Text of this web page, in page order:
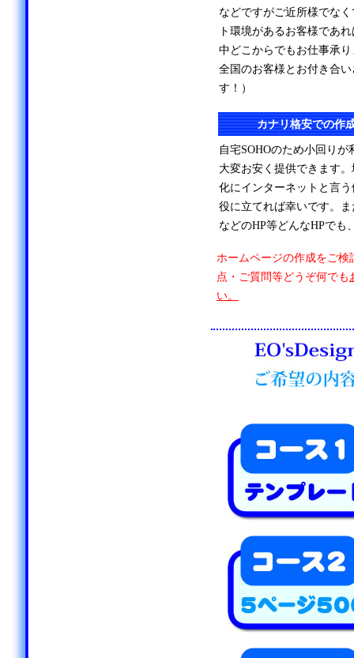
などですがご近所様でな
ト環境があるお客様であ
中どこからでもお仕事承
全国のお客様とお付き合
す！）
カナリ格安での作
自宅SOHOのため小回り
大変お安く提供できます
化にインターネットと言
役に立てれば幸いです。
などのHP等どんなHPでも
ホームページの作成をご検
点・ご質問等どうぞ何でも
い。